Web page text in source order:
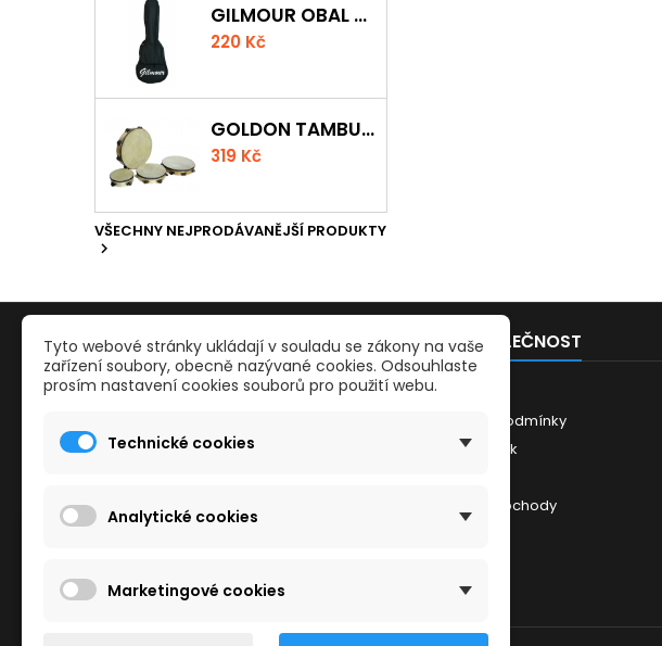
GILMOUR OBAL NA UKULELE CONCERT
220 Kč
GOLDON TAMBURÍNA S BLÁNOU A ČINELKY 20CM
319 Kč
VŠECHNY NEJPRODÁVANĚJŠÍ PRODUKTY

PRODUKTY
Reklamace a odstoupení od smlouvy
Nové zboží
NAŠE SPOLEČNOST
Kontakty
Obchodní podmínky
Mapa stránek
Kamenné obchody
Tento obchod používá cookies ke zlepšení
vašeho zážitku z prohlížení.
Další informace naleznete v našichZásadách
Tyto webové stránky ukládají v souladu se zákony na vaše
zařízení soubory, obecně nazývané cookies. Odsouhlaste
prosím nastavení cookies souborů pro použití webu.
Technické cookies
Analytické cookies
Marketingové cookies